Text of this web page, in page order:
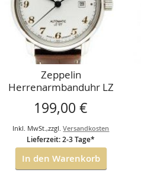
Zeppelin
Herrenarmbanduhr LZ
127 Graf Zeppelin
Automatik weiß-gold
7656-1
199,00 €
Inkl. MwSt.,zzgl.Versandkosten
Lieferzeit: 2-3 Tage*
In den Warenkorb